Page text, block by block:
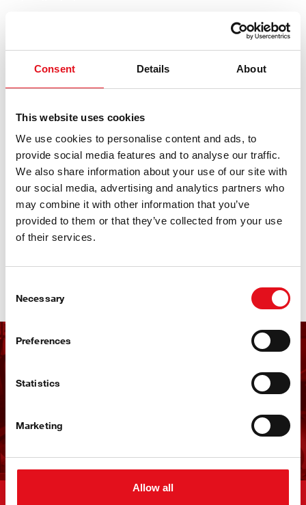
Consent Details About
This website uses cookies
We use cookies to personalise content and ads, to
provide social media features and to analyse our traffic.
We also share information about your use of our site with
our social media, advertising and analytics partners who
may combine it with other information that you’ve
provided to them or that they’ve collected from your use
of their services.
Selection
Necessary
Preferences
Statistics
Marketing
Allow all
αυτό το premium υγρό είναι βελτιστοποιημένο για υβριδικά
κιβώτια διπλού συμπλέκτη, εξασφαλίζοντας ομαλές αλλαγές,
εξαιρετική απόδοση τριβής και αποτελεσματικότητα σε
χαμηλές θερμοκρασίες
επίσης σε κιβώτια ZF 8DT80 που βρίσκονται σε μοντέλα
Porsche και Bentley
διαθέσιμο σε φιάλες 1 λίτρου ή δοχεία 20 λίτρων, το febi
194700 εξασφαλίζει ότι οι πελάτες έχουν πρώτοι στην αγορά
τα υψηλής ποιότητας προϊόντα που χρειάζονται
ανακαλύψτε τώρα: